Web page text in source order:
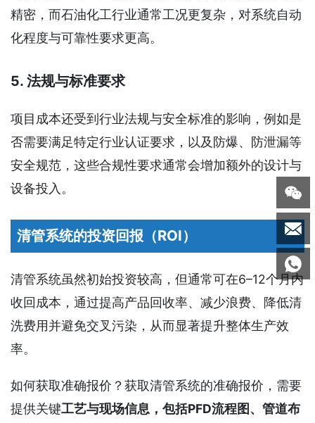
精密，而石油化工行业通常工况更复杂，对系统自动
化程度与可靠性要求更高。
5. 法规与标准要求
项目成本还受到行业法规与安全标准的影响，例如是
否需要满足特定行业认证要求，以及防爆、防泄漏等
安全规范，这些合规性要求通常会增加额外的设计与
设备投入。
清管系统的投资回报（ROI）
清管系统虽然初始投资较高，但通常可在6–12个月内
收回成本，通过提高产品回收率、减少浪费、降低清
洗费用并避免交叉污染，从而显著提升整体生产效
率。
如何获取准确报价？获取清管系统的准确报价，需要
提供关键工艺与现场信息，包括PFD流程图、管道布


